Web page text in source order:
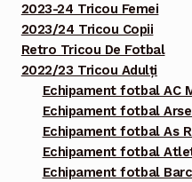
2023-24 Tricou Femei
2023/24 Tricou Copii
Retro Tricou De Fotbal
2022/23 Tricou Adulți
Echipament fotbal AC
Echipament fotbal
Echipament fotbal As
Echipament fotbal
Echipament fotbal